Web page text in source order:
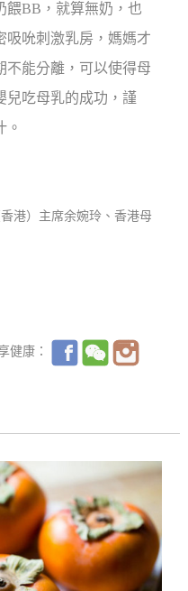
餵BB，就算無奶，也
吸吮刺激乳房，媽媽才
不能分離，可以使得母
兒吃母乳的成功，謹
。
港）主席余婉玲、香港母
健康：